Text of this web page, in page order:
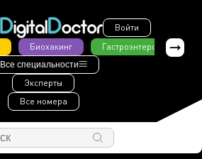
Войти
Биохакинг Гастроэнтерология
Все специальности
Эксперты
Все номера